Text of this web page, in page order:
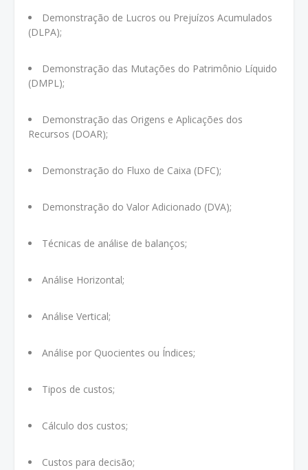
Demonstração de Lucros ou Prejuízos Acumulados
(DLPA);
Demonstração das Mutações do Patrimônio Líquido
(DMPL);
Demonstração das Origens e Aplicações dos
Recursos (DOAR);
Demonstração do Fluxo de Caixa (DFC);
Demonstração do Valor Adicionado (DVA);
Técnicas de análise de balanços;
Análise Horizontal;
Análise Vertical;
Análise por Quocientes ou Índices;
Tipos de custos;
Cálculo dos custos;
Custos para decisão;